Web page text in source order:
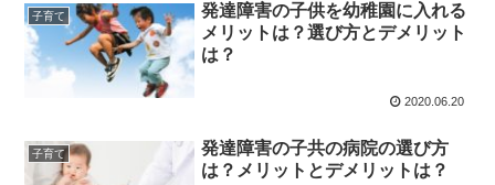
子育て
発達障害の子供を幼稚園に入れる
メリットは？選び方とデメリット
は？
2020.06.20
子育て
発達障害の子共の病院の選び方
は？メリットとデメリットは？